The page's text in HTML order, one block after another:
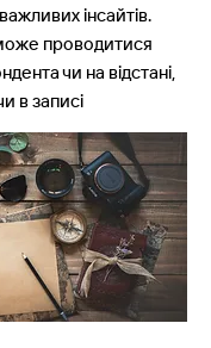
інсайтів.
проводитися
чи на відстані,
в записі